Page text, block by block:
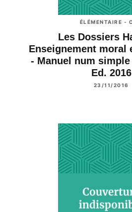
ÉLÉMENTAIRE -
Les Dossiers
Enseignement moral
- Manuel num
Ed. 2016
23/11/2016